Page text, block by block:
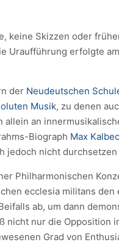
keine Skizzen oder
Uraufführung erfolgte
der Neudeutschen
Musik, zu denen
allein an
Biograph Max
jedoch nicht
Philharmonischen
ecclesia militans
ab, um dann
nicht nur die Opposition
Grad von